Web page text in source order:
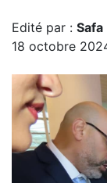
Edité par : Safa
18 octobre